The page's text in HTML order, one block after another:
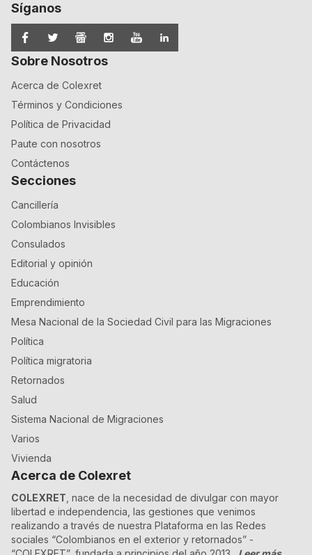
Síganos
Sobre Nosotros
Acerca de Colexret
Términos y Condiciones
Política de Privacidad
Paute con nosotros
Contáctenos
Secciones
Cancillería
Colombianos Invisibles
Consulados
Editorial y opinión
Educación
Emprendimiento
Mesa Nacional de la Sociedad Civil para las Migraciones
Política
Política migratoria
Retornados
Salud
Sistema Nacional de Migraciones
Varios
Vivienda
Acerca de Colexret
COLEXRET , nace de la necesidad de divulgar con mayor
libertad e independencia, las gestiones que venimos
realizando a través de nuestra Plataforma en las Redes
sociales “Colombianos en el exterior y retornados” -